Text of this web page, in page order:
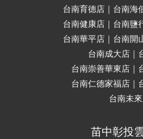
台南育德店｜台南海
台南健康店｜台南鹽
台南華平店｜台南開
台南成大店｜
台南崇善華東店｜
台南仁德家福店｜
台南未
苗中彰投